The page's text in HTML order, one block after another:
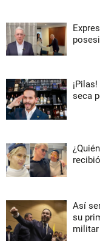
seca
Así
su
militar